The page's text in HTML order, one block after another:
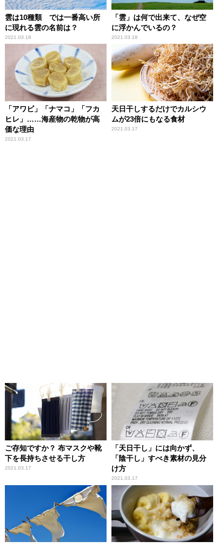
雲は10種類 では一番高い所
に現れる雲の名前は？
2021.03.18
「雲」は何で出来て、なぜ空
に浮かんでいるの？
2021.03.18
「アワビ」「ナマコ」「フカ
ヒレ」……海産物の乾物が高
価な理由
2021.03.17
天日干しするだけでカルシウ
ムが23倍にもなる食材
2021.03.17
ご存知ですか？ 布マスクや靴
下を長持ちさせる干し方
2021.03.17
「天日干し」には向かず、
「陰干し」すべき素材の見分
け方
2021.03.17